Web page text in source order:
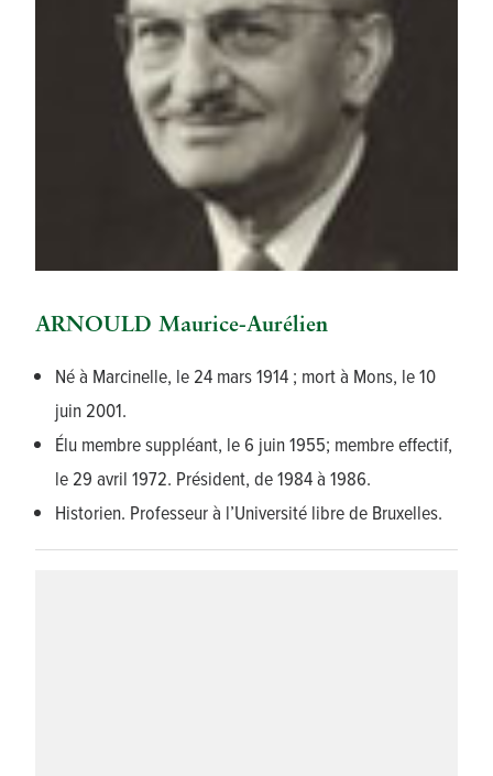
ARNOULD Maurice-Aurélien
Né à Marcinelle, le 24 mars 1914 ; mort à Mons, le 10
juin 2001.
Élu membre suppléant, le 6 juin 1955; membre effectif,
le 29 avril 1972. Président, de 1984 à 1986.
Historien. Professeur à l’Université libre de Bruxelles.